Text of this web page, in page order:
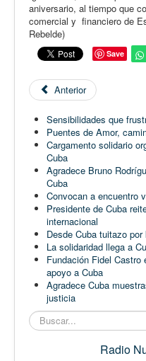
aniversario, al tiempo que
comercial y financiero de
Rebelde)
Save
Anterior
Sensibilidades que
Puentes de Amor,
Cargamento solidario
Cuba
Agradece Bruno
Cuba
Convocan a encuentro
Presidente de Cuba
internacional
Desde Cuba tuitazo
La solidaridad llega a
Fundación Fidel
apoyo a Cuba
Agradece Cuba
justicia
Buscar...
Radio